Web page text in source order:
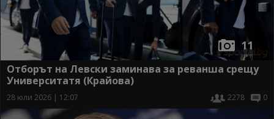
11
Отборът на Левски заминава за реванша срещу
Университатя (Крайова)
28 юли 2026 | 12:07 2278 0